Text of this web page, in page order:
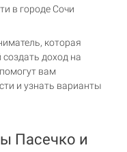
в городе Сочи
которая
доход на
вам
и узнать варианты
Пасечко и